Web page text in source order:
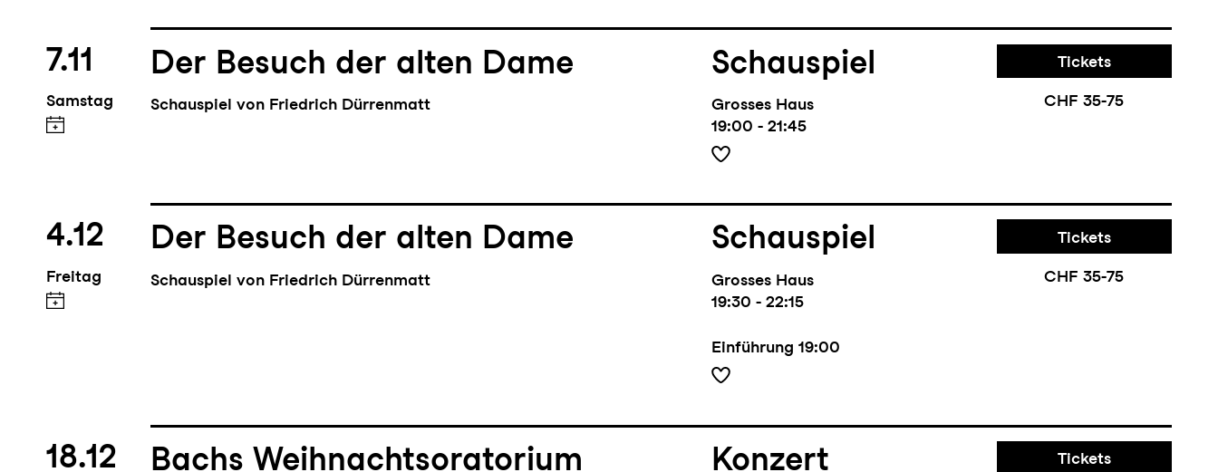
7.11
Samstag
Der Besuch der alten Dame
Schauspiel von Friedrich Dürrenmatt
Schauspiel
Grosses Haus
19:00 - 21:45
Tickets
CHF 35-75
4.12
Freitag
Der Besuch der alten Dame
Schauspiel von Friedrich Dürrenmatt
Schauspiel
Grosses Haus
19:30 - 22:15
Einführung 19:00
Tickets
CHF 35-75
18.12 Bachs Weihnachtsoratorium Konzert Tickets